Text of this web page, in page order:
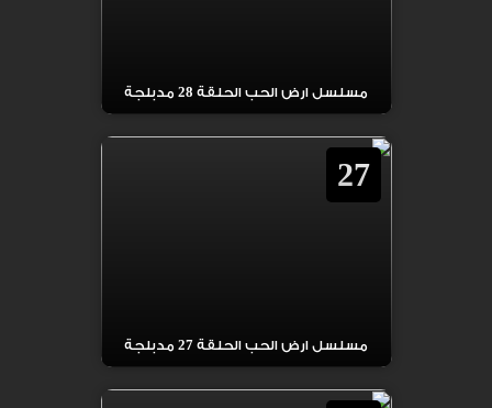
مسلسل ارض الحب الحلقة 28 مدبلجة
27
مسلسل ارض الحب الحلقة 27 مدبلجة